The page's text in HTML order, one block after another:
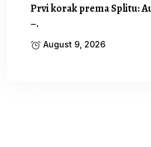
Prvi korak prema Splitu:
–.
August 9, 2026